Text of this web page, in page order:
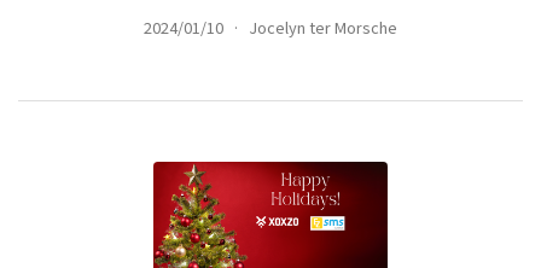
2024/01/10 · Jocelyn ter Morsche